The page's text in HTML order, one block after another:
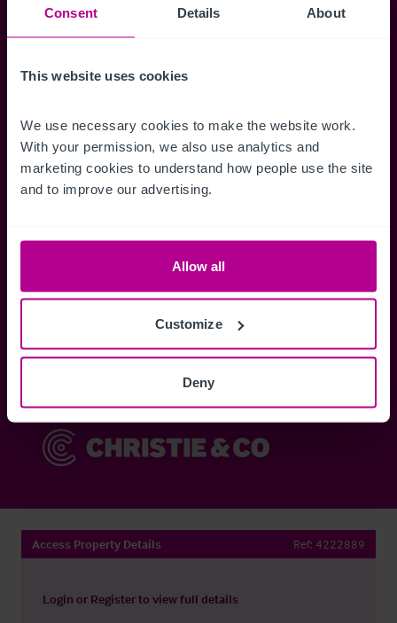
Consent Details About
This website uses cookies
We use necessary cookies to make the website work.
With your permission, we also use analytics and
marketing cookies to understand how people use the site
and to improve our advertising.
Allow all
Customize
Deny
erhalten.
Zugriff auf alle
Informationen
Erhalten Sie Zugriff auf alle
Speichern
zugreifen und
Anmelden
Sie haben bereits ein Konto?
Access Property Details Ref: 4222889
Login or Registerto view full details